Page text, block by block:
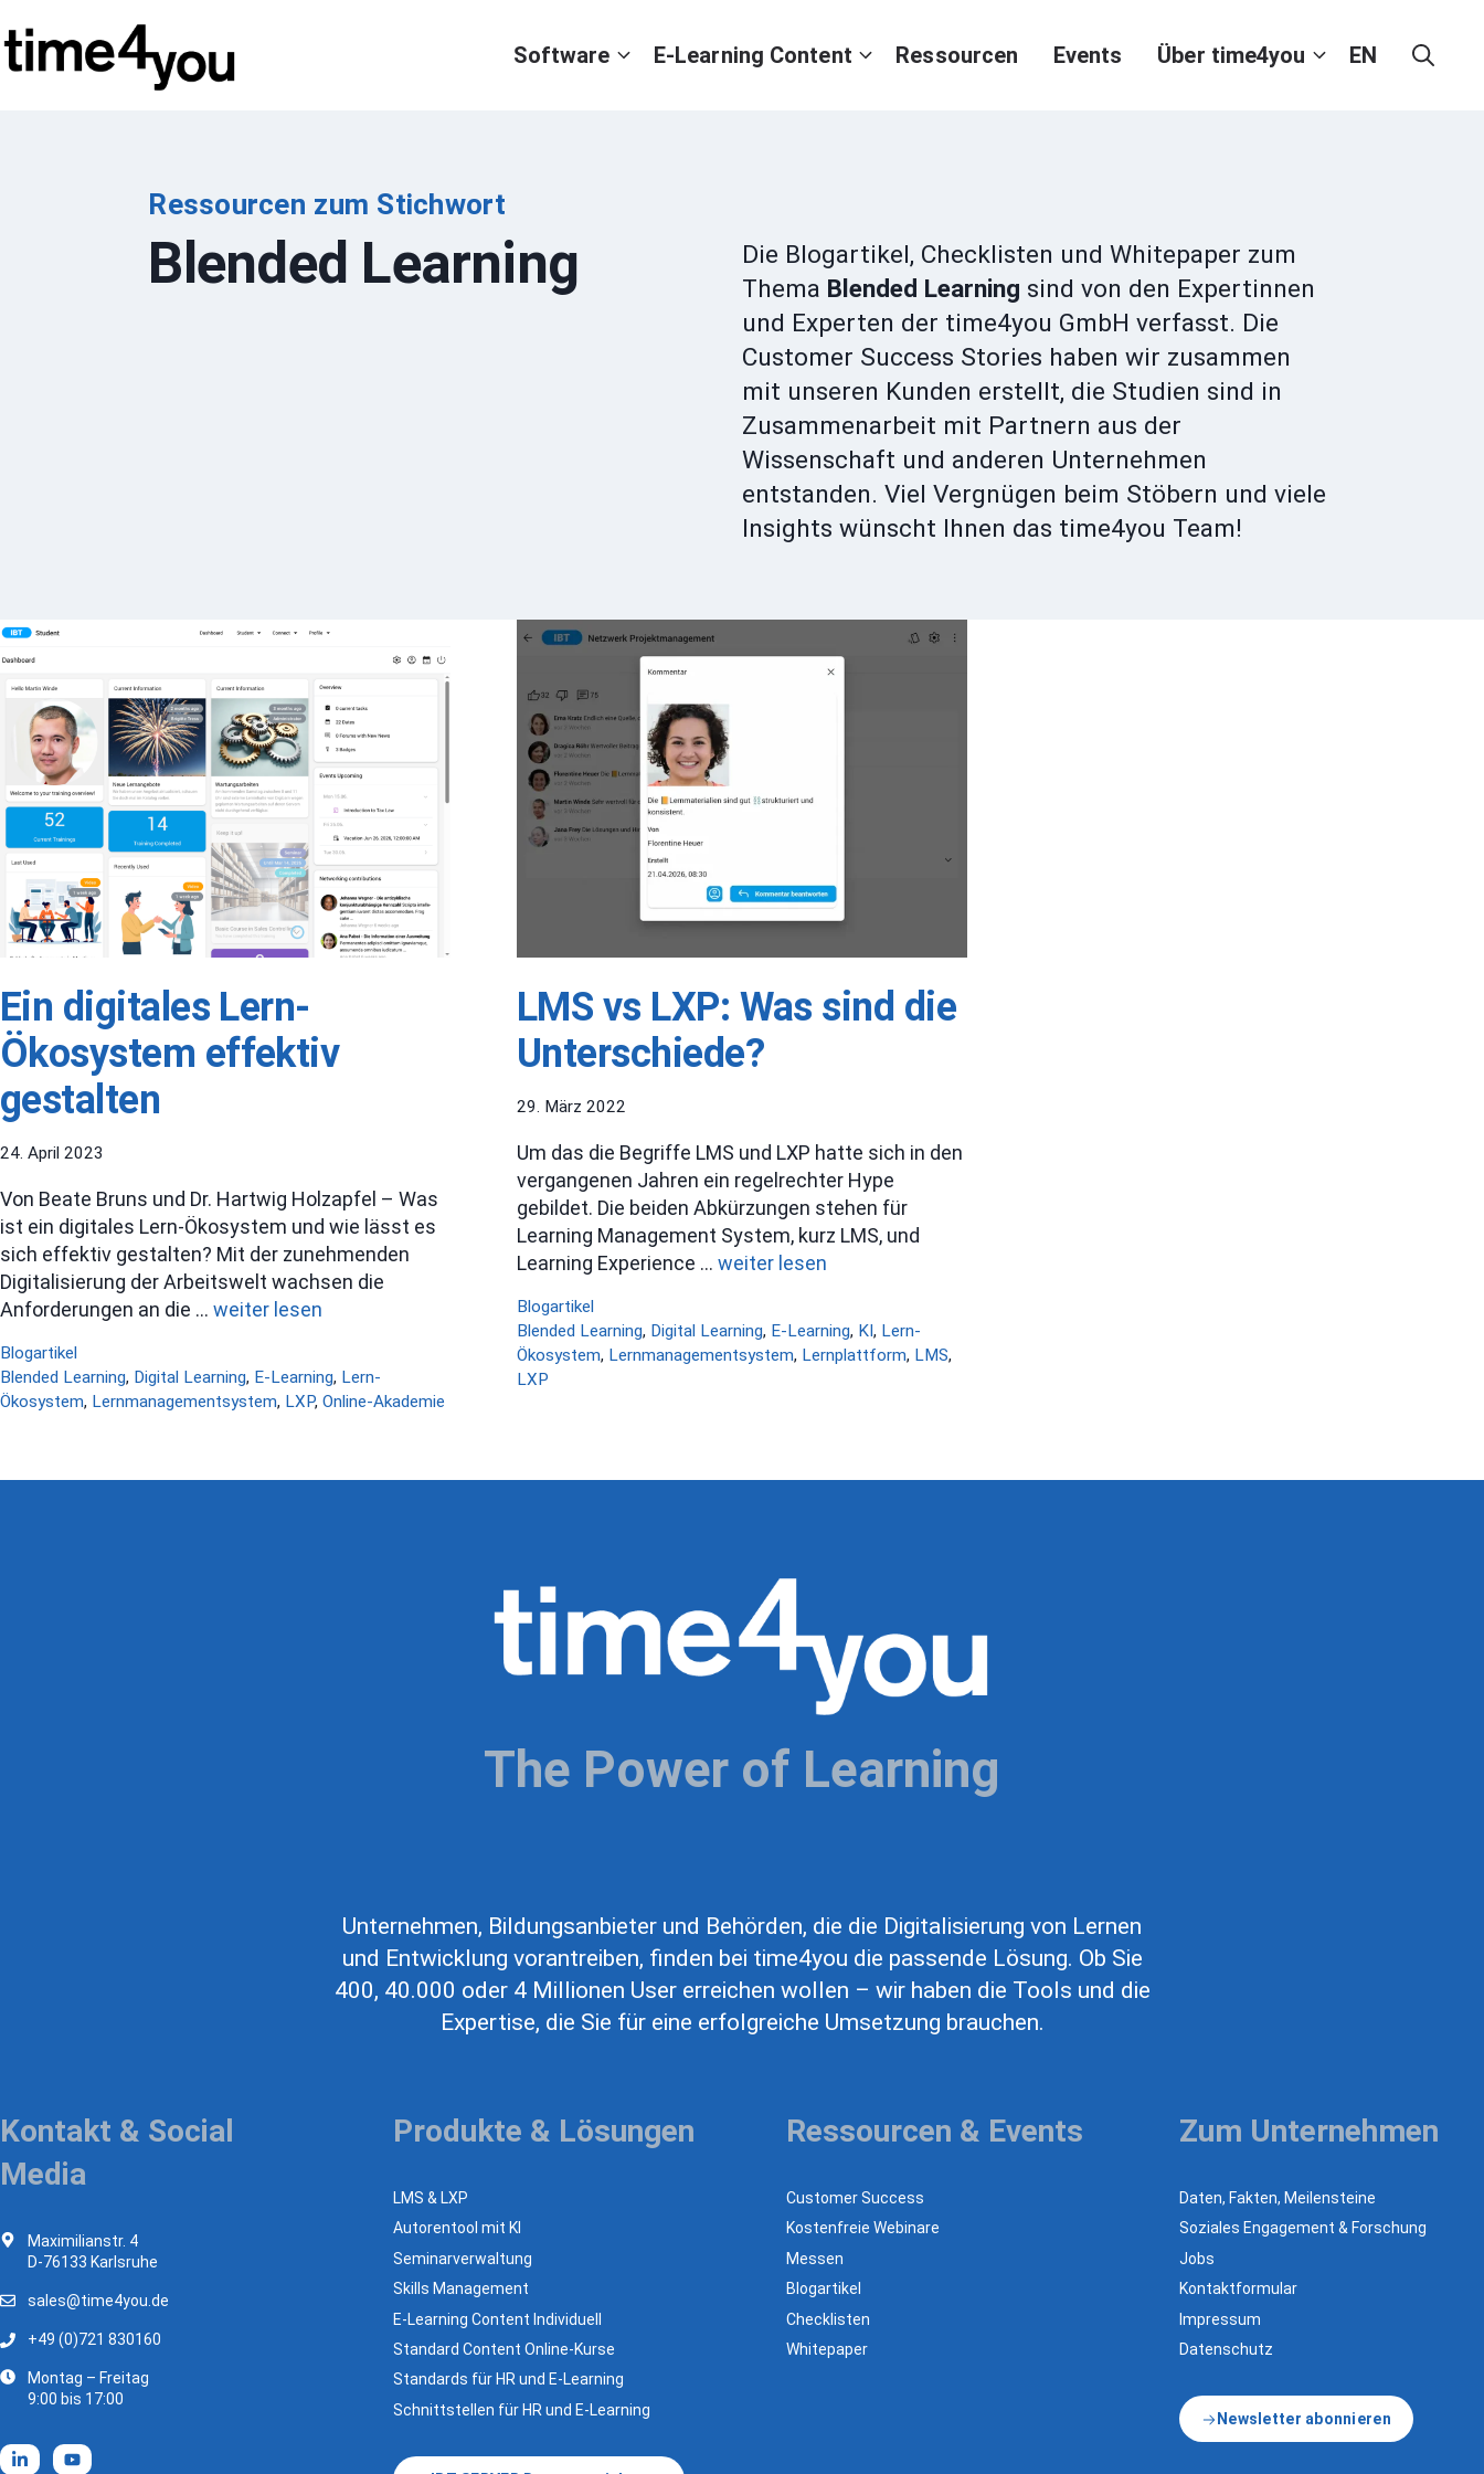
Inhalt
springen
Software E-Learning Content Ressourcen Events Über time4you EN
Ressourcen zum Stichwort
Blended Learning
Die Blogartikel, Checklisten und Whitepaper zum
Thema Blended Learning sind von den Expertinnen
und Experten der time4you GmbH verfasst. Die
Customer Success Stories haben wir zusammen
mit unseren Kunden erstellt, die Studien sind in
Zusammenarbeit mit Partnern aus der
Wissenschaft und anderen Unternehmen
entstanden. Viel Vergnügen beim Stöbern und viele
Insights wünscht Ihnen das time4you Team!
Ein digitales Lern-
Ökosystem effektiv
gestalten
24. April 2023
Von Beate Bruns und Dr. Hartwig Holzapfel – Was
ist ein digitales Lern-Ökosystem und wie lässt es
sich effektiv gestalten? Mit der zunehmenden
Digitalisierung der Arbeitswelt wachsen die
Anforderungen an die … weiter lesen
Kategorien
Blogartikel
Schlagwörter
Blended Learning, Digital Learning, E-Learning, Lern-
Ökosystem, Lernmanagementsystem, LXP, Online-Akademie
LMS vs LXP: Was sind die
Unterschiede?
29. März 2022
Um das die Begriffe LMS und LXP hatte sich in den
vergangenen Jahren ein regelrechter Hype
gebildet. Die beiden Abkürzungen stehen für
Learning Management System, kurz LMS, und
Learning Experience … weiter lesen
Kategorien
Blogartikel
Schlagwörter
Blended Learning, Digital Learning, E-Learning, KI, Lern-
Ökosystem, Lernmanagementsystem, Lernplattform, LMS,
LXP
The Power of Learning
Unternehmen, Bildungsanbieter und Behörden, die die Digitalisierung von Lernen
und Entwicklung vorantreiben, finden bei time4you die passende Lösung. Ob Sie
400, 40.000 oder 4 Millionen User erreichen wollen – wir haben die Tools und die
Expertise, die Sie für eine erfolgreiche Umsetzung brauchen.
Kontakt & Social
Media
Maximilianstr. 4
D-76133 Karlsruhe
sales@time4you.de
+49 (0)721 830160
Montag – Freitag
9:00 bis 17:00
Produkte & Lösungen
LMS & LXP
Autorentool mit KI
Seminarverwaltung
Skills Management
E-Learning Content Individuell
Standard Content Online-Kurse
Standards für HR und E-Learning
Schnittstellen für HR und E-Learning
Ressourcen & Events
Customer Success
Kostenfreie Webinare
Messen
Blogartikel
Checklisten
Whitepaper
Zum Unternehmen
Daten, Fakten, Meilensteine
Soziales Engagement & Forschung
Jobs
Kontaktformular
Impressum
Datenschutz
Newsletter abonnieren